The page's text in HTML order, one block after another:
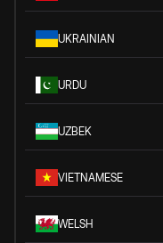
UKRAINIAN
URDU
UZBEK
VIETNAMESE
WELSH